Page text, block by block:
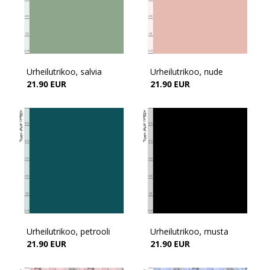
Urheilutrikoo, salvia
21.90 EUR
Urheilutrikoo, nude
21.90 EUR
Urheilutrikoo, petrooli
21.90 EUR
Urheilutrikoo, musta
21.90 EUR